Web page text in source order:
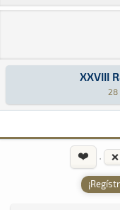
XXVIII Rallye Isla de
XXVIII
28
Rally · XXVIII Rallye
Isla
❤️ ·